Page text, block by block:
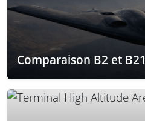
Comparaison B2 et B21